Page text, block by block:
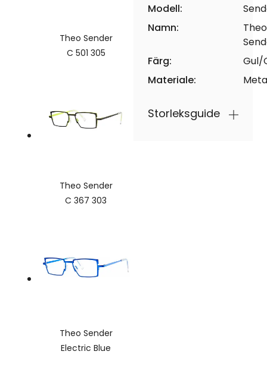
Theo Sender
C 501 305
Theo Sender
C 367 303
Theo Sender
Electric Blue
Modell:
Namn:
Theo
Färg:
Gul/
Materiale:
Storleksguide